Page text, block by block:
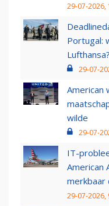
29-07-2026,
Portugal:
Lufthansa?
29-07-
American
wilde
29-07-
IT-
American
merkbaar
29-07-2026,